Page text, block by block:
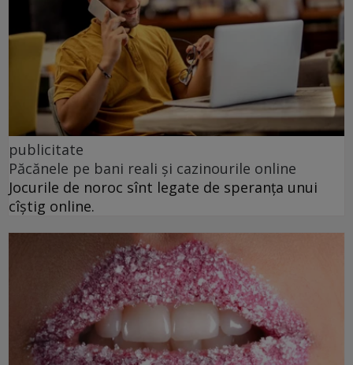
publicitate
Păcănele pe bani reali și cazinourile online
Jocurile de noroc sînt legate de speranța unui
cîștig online.